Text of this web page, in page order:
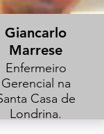
Giancarlo
Marrese
Enfermeiro
Gerencial na
Casa de
Londrina.